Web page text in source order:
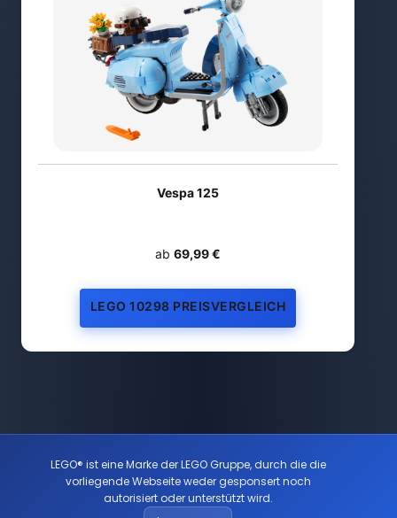
Vespa 125
ab 69,99 €
LEGO 10298 PREISVERGLEICH
LEGO® ist eine Marke der LEGO Gruppe, durch die die
vorliegende Webseite weder gesponsert noch
autorisiert oder unterstützt wird.